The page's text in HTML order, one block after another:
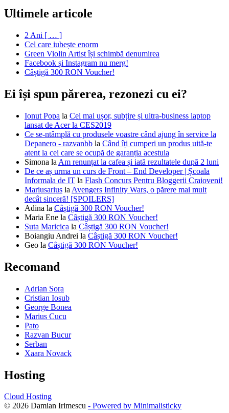
Ultimele articole
2 Ani [ … ]
Cel care iubește enorm
Green Violin Artist își schimbă denumirea
Facebook și Instagram nu merg!
Câștigă 300 RON Voucher!
Ei își spun părerea, rezonezi cu ei?
Ionut Popa la Cel mai ușor, subțire și ultra-business laptop
lansat de Acer la CES2019
Ce se-ntâmplă cu produsele voastre când ajung în service la
Depanero - razvanbb la Când îți cumperi un produs uită-te
atent la cei care se ocupă de garanția acestuia
Simona la Am renunțat la cafea și iată rezultatele după 2 luni
De ce aș urma un curs de Front – End Developer | Școala
Informala de IT la Flash Concurs Pentru Bloggerii Craioveni!
Mariusarius la Avengers Infinity Wars, o părere mai mult
decât sinceră! [SPOILERS]
Adina la Câștigă 300 RON Voucher!
Maria Ene la Câștigă 300 RON Voucher!
Suta Maricica la Câștigă 300 RON Voucher!
Boiangiu Andrei la Câștigă 300 RON Voucher!
Geo la Câștigă 300 RON Voucher!
Recomand
Adrian Sora
Cristian Iosub
George Bonea
Marius Cucu
Pato
Razvan Bucur
Serban
Xaara Novack
Hosting
Cloud Hosting
© 2026 Damian Irimescu - Powered by Minimalisticky